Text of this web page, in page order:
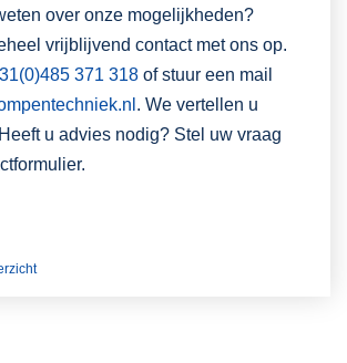
over onze mogelijkheden?
vrijblijvend contact met ons op.
371 318 of stuur een mail
. We vertellen u
u advies nodig? Stel uw vraag